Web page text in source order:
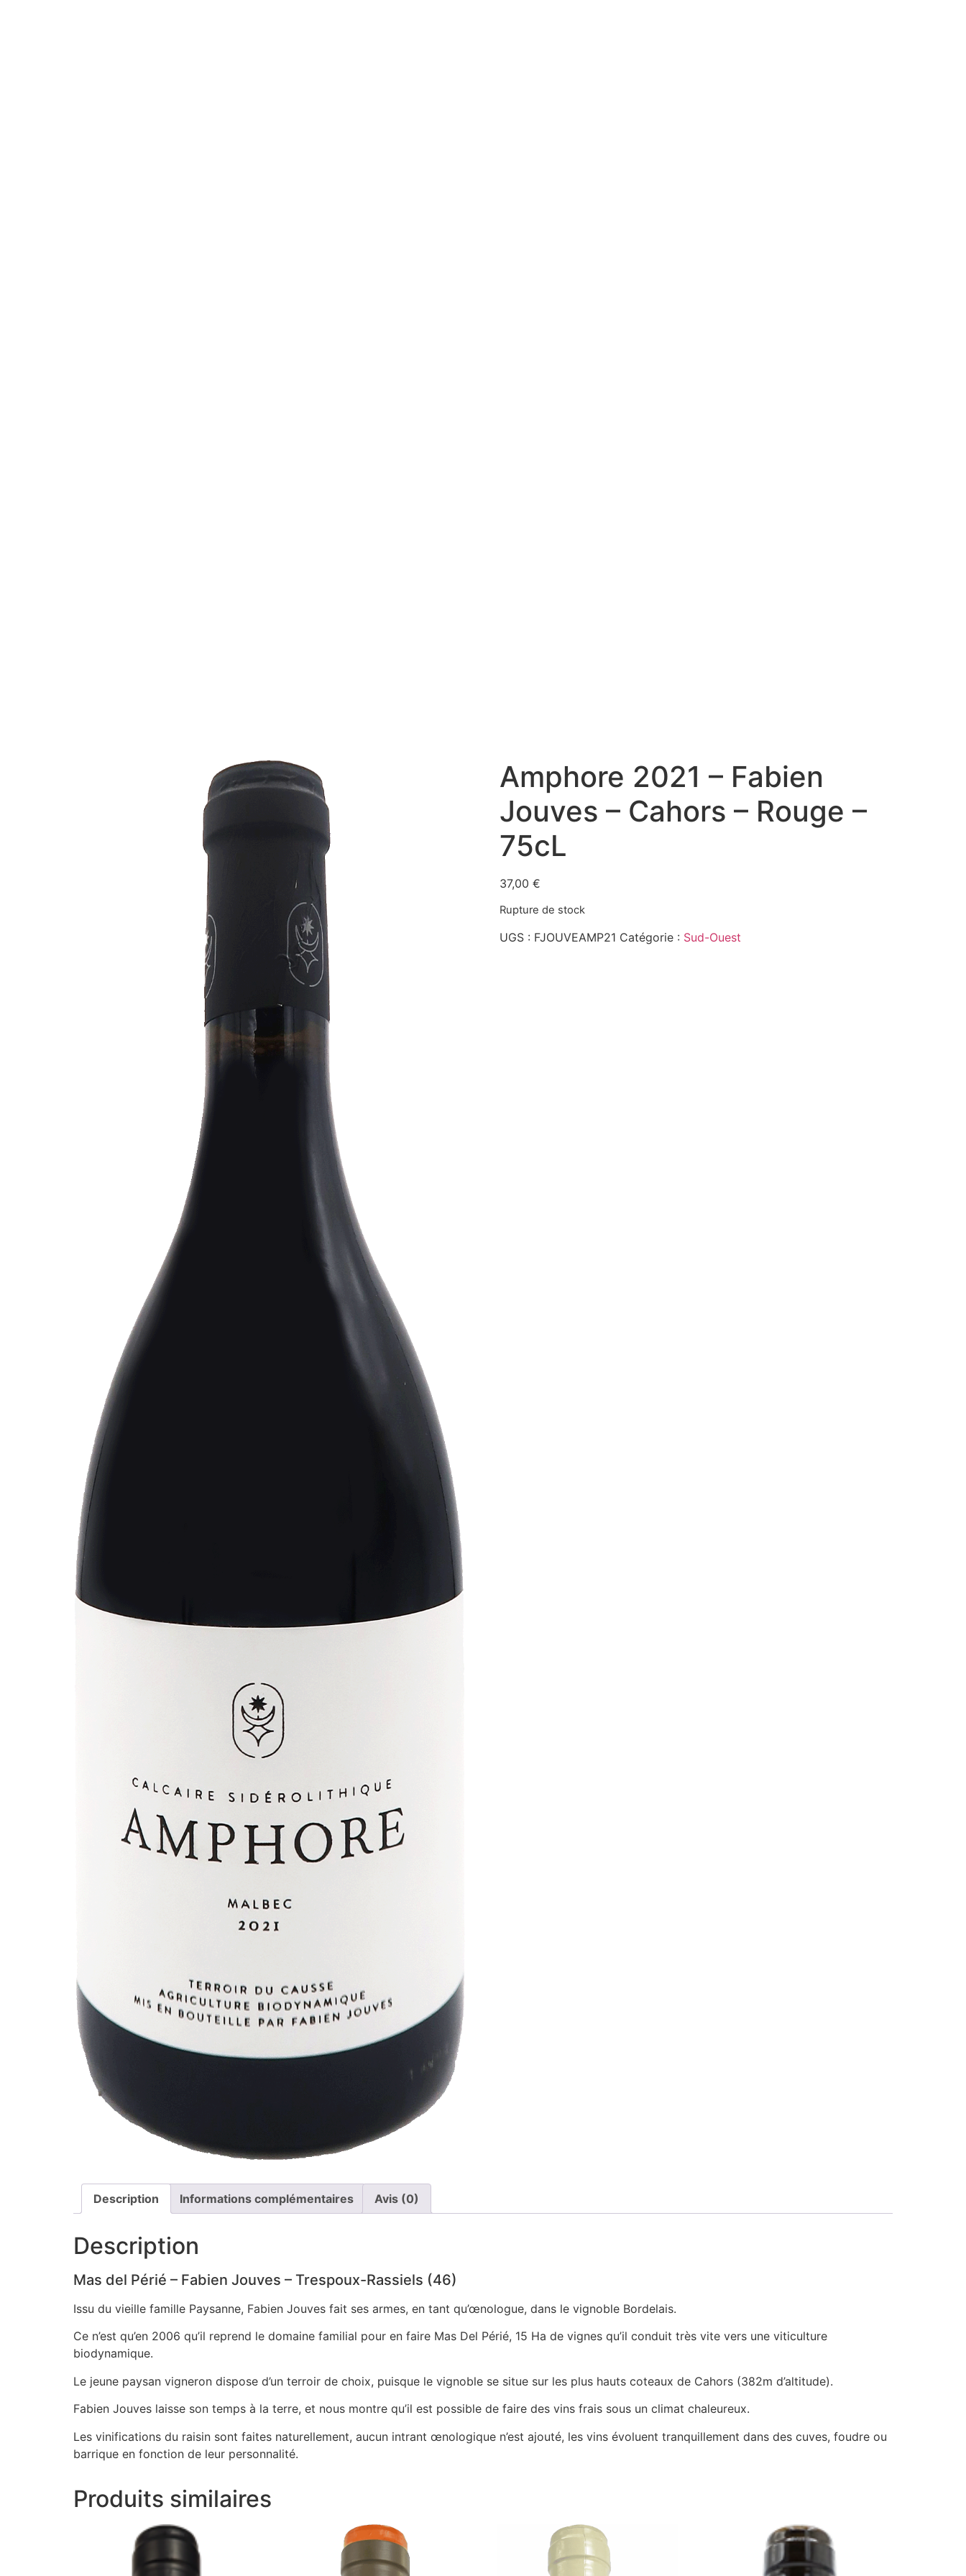
Amphore 2021 – Fabien
Jouves – Cahors – Rouge –
75cL
37,00 €
Rupture de stock
UGS : FJOUVEAMP21 Catégorie : Sud-Ouest
Description Informations complémentaires Avis (0)
Description
Mas del Périé – Fabien Jouves – Trespoux-Rassiels (46)
Issu du vieille famille Paysanne, Fabien Jouves fait ses armes, en tant qu’œnologue, dans le vignoble Bordelais.
Ce n’est qu’en 2006 qu’il reprend le domaine familial pour en faire Mas Del Périé, 15 Ha de vignes qu’il conduit très vite vers une viticulture
biodynamique.
Le jeune paysan vigneron dispose d’un terroir de choix, puisque le vignoble se situe sur les plus hauts coteaux de Cahors (382m d’altitude).
Fabien Jouves laisse son temps à la terre, et nous montre qu’il est possible de faire des vins frais sous un climat chaleureux.
Les vinifications du raisin sont faites naturellement, aucun intrant œnologique n’est ajouté, les vins évoluent tranquillement dans des cuves, foudre ou
barrique en fonction de leur personnalité.
Produits similaires